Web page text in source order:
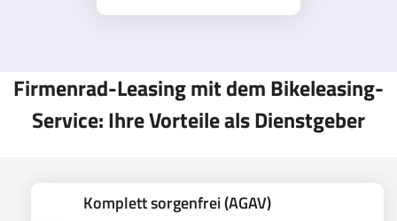
Firmenrad-Leasing mit dem Bikeleasing-
Service: Ihre Vorteile als Dienstgeber
Komplett sorgenfrei (AGAV)